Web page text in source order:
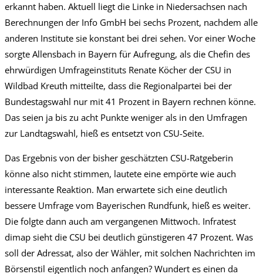
erkannt haben. Aktuell liegt die Linke in Niedersachsen nach
Berechnungen der Info GmbH bei sechs Prozent, nachdem alle
anderen Institute sie konstant bei drei sehen. Vor einer Woche
sorgte Allensbach in Bayern für Aufregung, als die Chefin des
ehrwürdigen Umfrageinstituts Renate Köcher der CSU in
Wildbad Kreuth mitteilte, dass die Regionalpartei bei der
Bundestagswahl nur mit 41 Prozent in Bayern rechnen könne.
Das seien ja bis zu acht Punkte weniger als in den Umfragen
zur Landtagswahl, hieß es entsetzt von CSU-Seite.
Das Ergebnis von der bisher geschätzten CSU-Ratgeberin
könne also nicht stimmen, lautete eine empörte wie auch
interessante Reaktion. Man erwartete sich eine deutlich
bessere Umfrage vom Bayerischen Rundfunk, hieß es weiter.
Die folgte dann auch am vergangenen Mittwoch. Infratest
dimap sieht die CSU bei deutlich günstigeren 47 Prozent. Was
soll der Adressat, also der Wähler, mit solchen Nachrichten im
Börsenstil eigentlich noch anfangen? Wundert es einen da